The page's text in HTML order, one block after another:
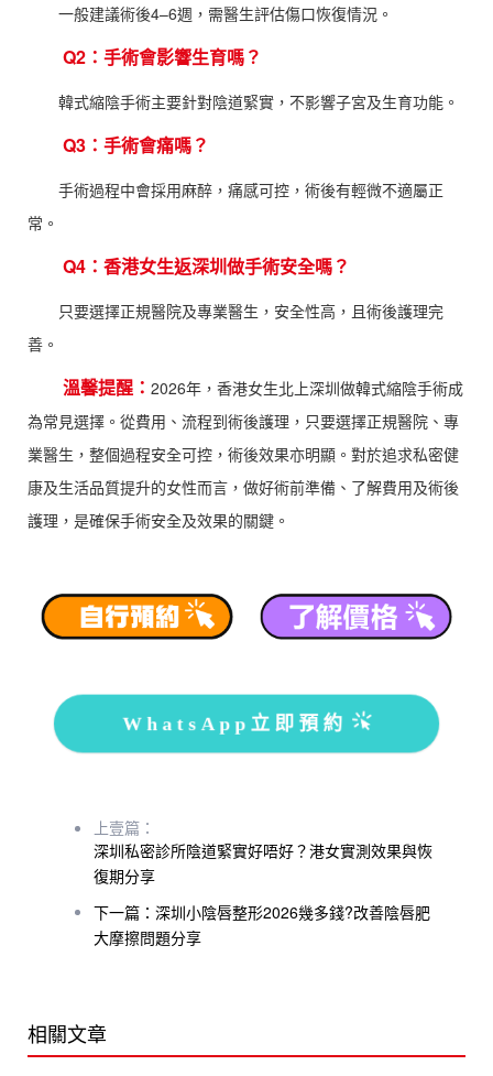
一般建議術後4–6週，需醫生評估傷口恢復情況。
Q2：手術會影響生育嗎？
韓式縮陰手術主要針對陰道緊實，不影響子宮及生育功能。
Q3：手術會痛嗎？
手術過程中會採用麻醉，痛感可控，術後有輕微不適屬正
常。
Q4：香港女生返深圳做手術安全嗎？
只要選擇正規醫院及專業醫生，安全性高，且術後護理完
善。
溫馨提醒： 2026年，香港女生北上深圳做韓式縮陰手術成
為常見選擇。從費用、流程到術後護理，只要選擇正規醫院、專
業醫生，整個過程安全可控，術後效果亦明顯。對於追求私密健
康及生活品質提升的女性而言，做好術前準備、了解費用及術後
護理，是確保手術安全及效果的關鍵。
WhatsApp立即預約
上壹篇：
深圳私密診所陰道緊實好唔好？港女實測效果與恢
復期分享
下一篇：深圳小陰唇整形2026幾多錢?改善陰唇肥
大摩擦問題分享
相關文章